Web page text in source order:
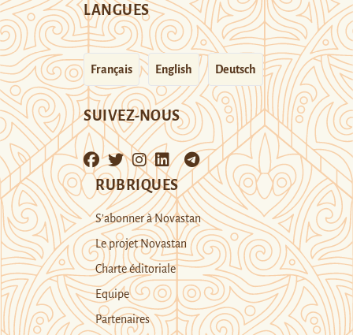
LANGUES
Français English Deutsch
SUIVEZ-NOUS
RUBRIQUES
S’abonner à Novastan
Le projet Novastan
Charte éditoriale
Equipe
Partenaires